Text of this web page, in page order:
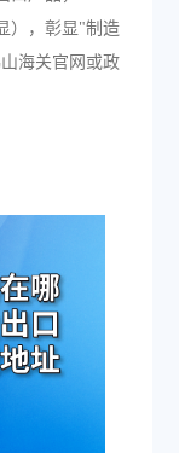
），彰显"制造
海关官网或政